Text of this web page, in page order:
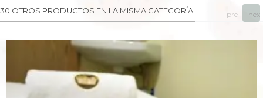
30 OTROS PRODUCTOS EN LA MISMA CATEGORÍA: prev next